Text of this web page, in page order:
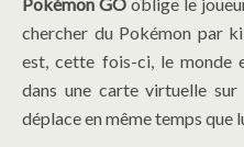
chercher du Pokémon par
est, cette fois-ci, le monde
dans une carte virtuelle sur
déplace en même temps que